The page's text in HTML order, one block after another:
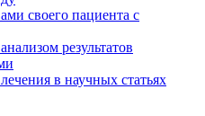
своего пациента с
результатов
в научных статьях